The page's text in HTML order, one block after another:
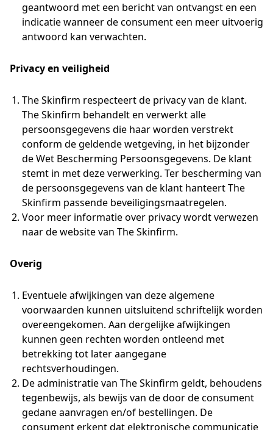
geantwoord met een bericht van ontvangst en een
indicatie wanneer de consument een meer uitvoerig
antwoord kan verwachten.
Privacy en veiligheid
The Skinfirm respecteert de privacy van de klant.
The Skinfirm behandelt en verwerkt alle
persoonsgegevens die haar worden verstrekt
conform de geldende wetgeving, in het bijzonder
de Wet Bescherming Persoonsgegevens. De klant
stemt in met deze verwerking. Ter bescherming van
de persoonsgegevens van de klant hanteert The
Skinfirm passende beveiligingsmaatregelen.
Voor meer informatie over privacy wordt verwezen
naar de website van The Skinfirm.
Overig
Eventuele afwijkingen van deze algemene
voorwaarden kunnen uitsluitend schriftelijk worden
overeengekomen. Aan dergelijke afwijkingen
kunnen geen rechten worden ontleend met
betrekking tot later aangegane
rechtsverhoudingen.
De administratie van The Skinfirm geldt, behoudens
tegenbewijs, als bewijs van de door de consument
gedane aanvragen en/of bestellingen. De
consument erkent dat elektronische communicatie